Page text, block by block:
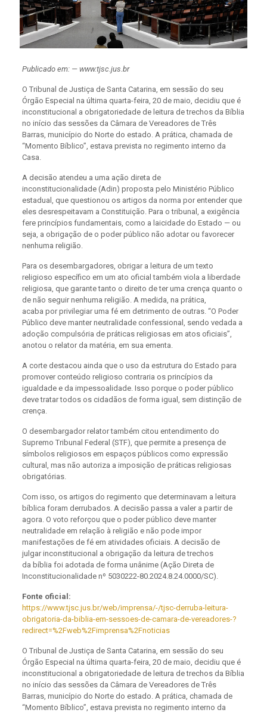
Publicado em: — www.tjsc.jus.br
O Tribunal de Justiça de Santa Catarina, em sessão do seu
Órgão Especial na última quarta-feira, 20 de maio, decidiu que é
inconstitucional a obrigatoriedade de leitura de trechos da Bíblia
no início das sessões da Câmara de Vereadores de Três
Barras, município do Norte do estado. A prática, chamada de
“Momento Bíblico”, estava prevista no regimento interno da
Casa.
A decisão atendeu a uma ação direta de
inconstitucionalidade (Adin) proposta pelo Ministério Público
estadual, que questionou os artigos da norma por entender que
eles desrespeitavam a Constituição. Para o tribunal, a exigência
fere princípios fundamentais, como a laicidade do Estado — ou
seja, a obrigação de o poder público não adotar ou favorecer
nenhuma religião.
Para os desembargadores, obrigar a leitura de um texto
religioso específico em um ato oficial também viola a liberdade
religiosa, que garante tanto o direito de ter uma crença quanto o
de não seguir nenhuma religião. A medida, na prática,
acaba por privilegiar uma fé em detrimento de outras. “O Poder
Público deve manter neutralidade confessional, sendo vedada a
adoção compulsória de práticas religiosas em atos oficiais”,
anotou o relator da matéria, em sua ementa.
A corte destacou ainda que o uso da estrutura do Estado para
promover conteúdo religioso contraria os princípios da
igualdade e da impessoalidade. Isso porque o poder público
deve tratar todos os cidadãos de forma igual, sem distinção de
crença.
O desembargador relator também citou entendimento do
Supremo Tribunal Federal (STF), que permite a presença de
símbolos religiosos em espaços públicos como expressão
cultural, mas não autoriza a imposição de práticas religiosas
obrigatórias.
Com isso, os artigos do regimento que determinavam a leitura
bíblica foram derrubados. A decisão passa a valer a partir de
agora. O voto reforçou que o poder público deve manter
neutralidade em relação à religião e não pode impor
manifestações de fé em atividades oficiais. A decisão de
julgar inconstitucional a obrigação da leitura de trechos
da bíblia foi adotada de forma unânime (Ação Direta de
Inconstitucionalidade nº 5030222-80.2024.8.24.0000/SC).
Fonte oficial:
https://www.tjsc.jus.br/web/imprensa/-/tjsc-derruba-leitura-
obrigatoria-da-biblia-em-sessoes-de-camara-de-vereadores-?
redirect=%2Fweb%2Fimprensa%2Fnoticias
O Tribunal de Justiça de Santa Catarina, em sessão do seu
Órgão Especial na última quarta-feira, 20 de maio, decidiu que é
inconstitucional a obrigatoriedade de leitura de trechos da Bíblia
no início das sessões da Câmara de Vereadores de Três
Barras, município do Norte do estado. A prática, chamada de
“Momento Bíblico”, estava prevista no regimento interno da